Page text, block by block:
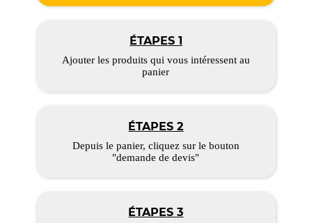
ÉTAPES 1
Ajouter les produits qui vous intéressent au
panier
ÉTAPES 2
Depuis le panier, cliquez sur le bouton
"demande de devis"
ÉTAPES 3